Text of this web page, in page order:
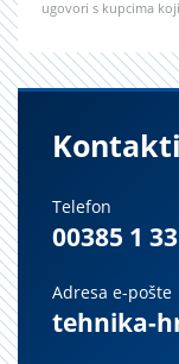
ugovori s kupcima
Telefon
00385 1
Adresa e-pošte
tehnika-